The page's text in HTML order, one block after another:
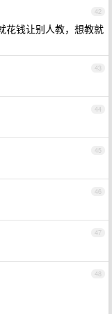
42
花钱让别人教，想教就
43
44
45
46
47
48